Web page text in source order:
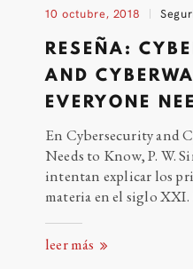
10 octubre, 2018
RESEÑA:
AND
EVERYONE
En Cybersecurity and
Needs to Know, P. W.
intentan explicar los
materia en el siglo
leer más